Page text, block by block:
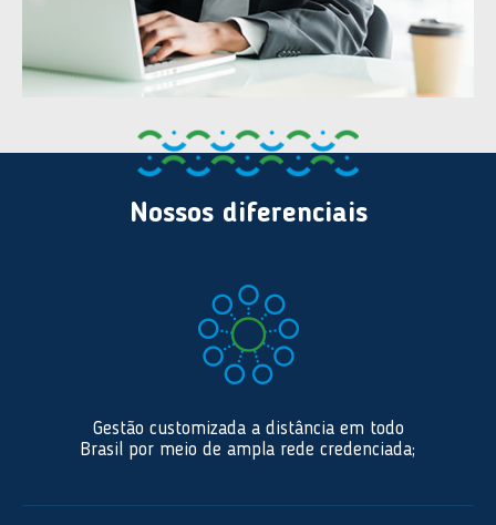
Nossos diferenciais
Gestão customizada a distância em todo
Brasil por meio de ampla rede credenciada;